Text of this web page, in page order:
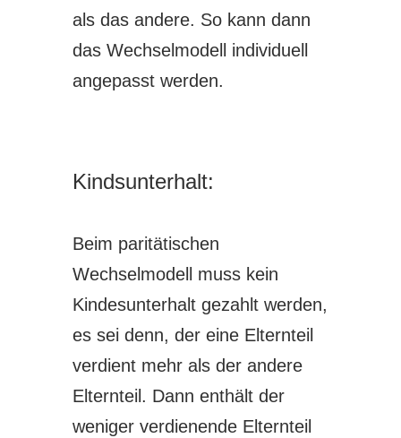
als das andere. So kann dann
das Wechselmodell individuell
angepasst werden.
Kindsunterhalt:
Beim paritätischen
Wechselmodell muss kein
Kindesunterhalt gezahlt werden,
es sei denn, der eine Elternteil
verdient mehr als der andere
Elternteil. Dann enthält der
weniger verdienende Elternteil